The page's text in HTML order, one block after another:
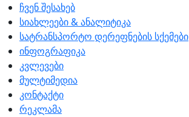
ჩვენ შესახებ
სიახლეები & ანალიტიკა
სატრანსპორტო დერეფნების სქემები
ინფოგრაფიკა
კვლევები
მულტიმედია
კონტაქტი
რეკლამა